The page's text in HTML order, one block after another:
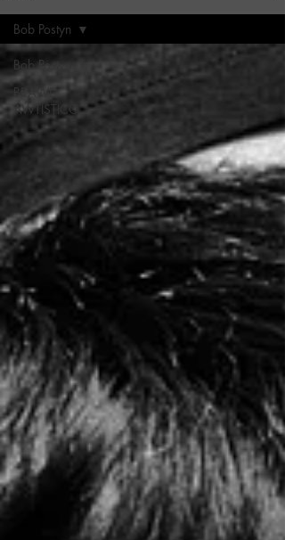
Bob Postyn
BRAWD
AWTISTICO
Bob Postyn